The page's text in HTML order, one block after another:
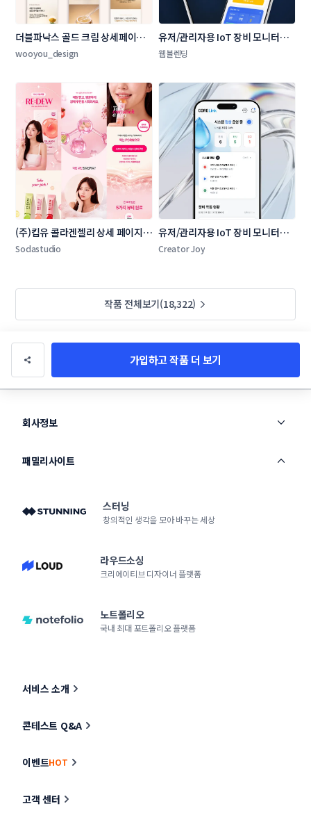
더블파낙스 골드 크림 상세페이지
제작
wooyou_design
유저/관리자용 IoT 장비 모니터링
및 원격 제어 모바일 앱 UI/UX
웹블렌딩
(주)킵유 콜라겐젤리 상세 페이지
콘테스트
Sodastudio
유저/관리자용 IoT 장비 모니터링
및 원격 제어 모바일 앱 UI/UX
Creator Joy
작품 전체보기(18,322)
가입하고 작품 더 보기
회사정보
패밀리사이트
스터닝
창의적인 생각을 모아 바꾸는 세상
라우드소싱
크리에이티브 디자이너 플랫폼
노트폴리오
국내 최대 포트폴리오 플랫폼
서비스 소개
콘테스트 Q&A
이벤트HOT
고객 센터